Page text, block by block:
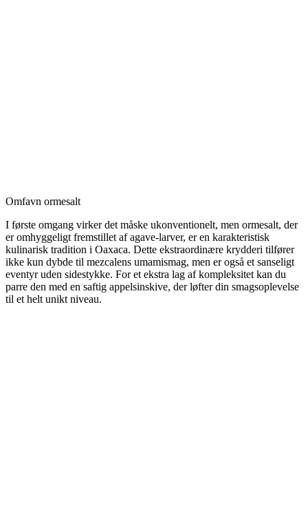
Omfavn ormesalt
I første omgang virker det måske ukonventionelt, men ormesalt, der
er omhyggeligt fremstillet af agave-larver, er en karakteristisk
kulinarisk tradition i Oaxaca. Dette ekstraordinære krydderi tilfører
ikke kun dybde til mezcalens umamismag, men er også et sanseligt
eventyr uden sidestykke. For et ekstra lag af kompleksitet kan du
parre den med en saftig appelsinskive, der løfter din smagsoplevelse
til et helt unikt niveau.